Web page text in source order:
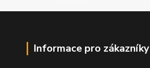
Informace pro zákazníky